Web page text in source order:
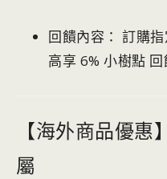
回饋內容： 訂購
高享 6% 小樹點 回
【海外商品優
屬